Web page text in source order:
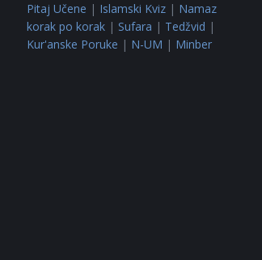
Pitaj Učene | Islamski Kviz| Namaz
korak po korak| Sufara | Tedžvid |
Kur'anske Poruke | N-UM | Minber